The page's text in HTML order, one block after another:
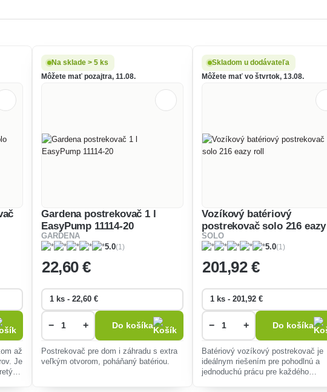
až
Na sklade > 5 ks
Môžete mať pozajtra, 11.08.
Gardena postrekovač 1 l
EasyPump 11114-20
GARDENA
5.0(1)
22,60 €
− + Do košíka
Postrekovač pre dom i záhradu s extra
veľkým otvorom, poháňaný batériou.
Skladom u dodávateľa
Môžete mať vo štvrtok, 13.08.
Vozíkový batériový
postrekovač solo 216 eazy
roll
SOLO
5.0(1)
201,92 €
− + Do košíka
Batériový vozíkový postrekovač je
ideálnym riešením pre pohodlnú a
jednoduchú prácu pre každého